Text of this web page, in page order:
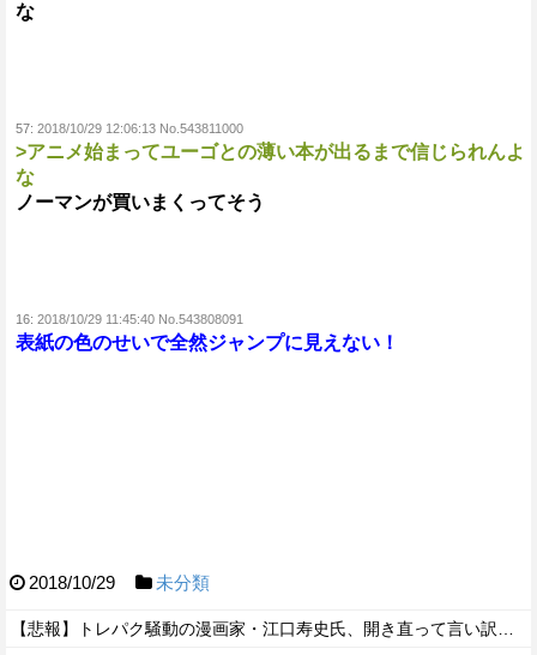
な
57: 2018/10/29 12:06:13 No.543811000
>アニメ始まってユーゴとの薄い本が出るまで信じられんよ
な
ノーマンが買いまくってそう
16: 2018/10/29 11:45:40 No.543808091
表紙の色のせいで全然ジャンプに見えない！
2018/10/29 未分類